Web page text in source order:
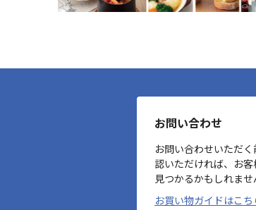
お問い合わせ
お問い合わせいただ
認いただければ、お
見つかるかもしれませ
お買い物ガイドはこち